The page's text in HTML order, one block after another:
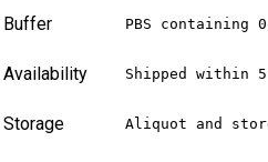
Buffer PBS containing
Availability Shipped within
Storage Aliquot and